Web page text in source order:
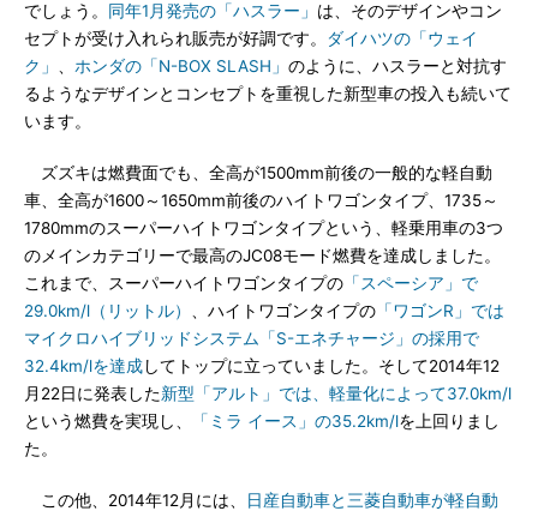
でしょう。 同年1月発売の「ハスラー」 は、そのデザインやコン
セプトが受け入れられ販売が好調です。
ダイハツの「ウェイ
ク」
ホンダの「N-BOX SLASH」 のように、ハスラーと対抗す
るようなデザインとコンセプトを重視した新型車の投入も続いて
います。
ズズキは燃費面でも、全高が1500mm前後の一般的な軽自動
車、全高が1600～1650mm前後のハイトワゴンタイプ、1735～
1780mmのスーパーハイトワゴンタイプという、軽乗用車の3つ
のメインカテゴリーで最高のJC08モード燃費を達成しました。
これまで、スーパーハイトワゴンタイプの 「スペーシア」で
29.0km/l（リットル）
、ハイトワゴンタイプの 「ワゴンR」では
マイクロハイブリッドシステム「S-エネチャージ」の採用で
32.4km/lを達成してトップに立っていました。そして2014年12
月22日に発表した新型「アルト」では、軽量化によって37.0km/l
という燃費を実現し、
「ミラ イース」の35.2km/lを上回りまし
た。
この他、2014年12月には、
日産自動車と三菱自動車が軽自動